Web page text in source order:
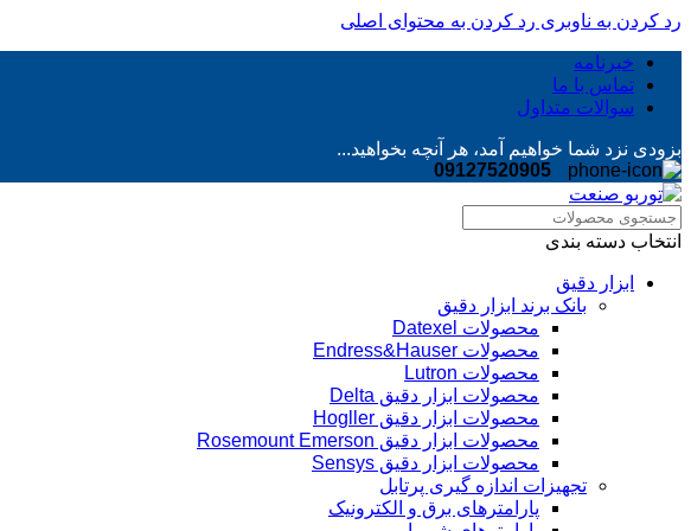
رد کردن به ناوبری رد کردن به محتوای اصلی
خبرنامه
تماس با ما
سوالات متداول
بزودی نزد شما خواهیم آمد، هر آنچه بخواهید...
09127520905
انتخاب دسته بندی
ابزار دقیق
بانک برند ابزار دقیق
محصولات Datexel
محصولات Endress&Hauser
محصولات Lutron
محصولات ابزار دقیق Delta
محصولات ابزار دقیق Hogller
محصولات ابزار دقیق Rosemount Emerson
محصولات ابزار دقیق Sensys
تجهیزات اندازه گیری پرتابل
پارامترهای برق و الکترونیک